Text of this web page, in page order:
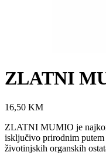
ZLATNI
16,50 KM
ZLATNI MUMIO je
isključivo prirodnim
životinjskih organskih